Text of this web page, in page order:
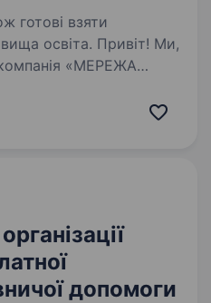
готові взяти
Привіт! Ми,
«МЕРЕЖА
структурами
допомоги